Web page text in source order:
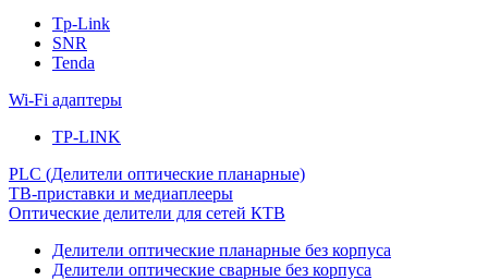
Tp-Link
SNR
Tenda
Wi-Fi адаптеры
TP-LINK
PLC (Делители оптические планарные)
ТВ-приставки и медиаплееры
Оптические делители для сетей КТВ
Делители оптические планарные без корпуса
Делители оптические сварные без корпуса